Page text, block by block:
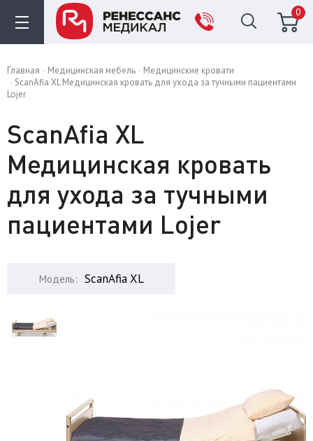
0
Главная Медицинская мебель
Медицинские кровати
ScanAfia XL Медицинская кровать для ухода за тучными пациентами
Lojer
ScanAfia XL
Медицинская кровать
для ухода за тучными
пациентами Lojer
Модель: ScanAfia XL